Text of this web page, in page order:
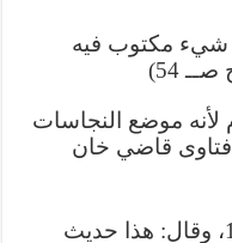
شيء مكتوب فيه
54)
لأنه موضع النجاسات
فتاوى قاضي خان
سنن الترمذي، الرقم: 1746، وقال: هذا حديث